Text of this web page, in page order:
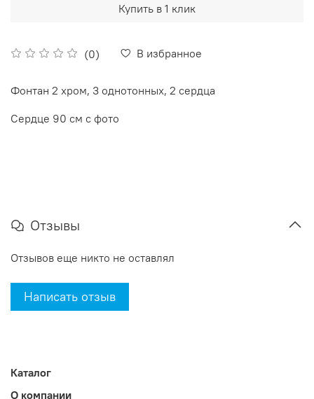
(0) В избранное
Купить в 1 клик
Фонтан 2 хром, 3 однотонных, 2 сердца
Сердце 90 см с фото
Отзывы
Отзывов еще никто не оставлял
Написать отзыв
Каталог
О компании